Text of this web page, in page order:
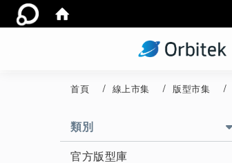
首頁 線上市集 版型市集
類別
官方版型庫